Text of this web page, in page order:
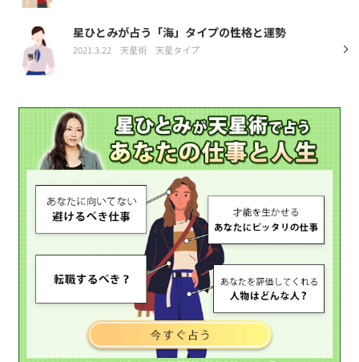
星ひとみが占う「海」タイプの性格と運勢
2021.3.22 天星術 天星タイプ